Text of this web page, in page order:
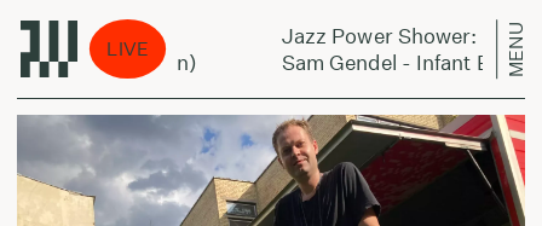
LIVE
(Live In Japan)
Jazz Power Shower:
Sam Gendel - Infant EyesMENU